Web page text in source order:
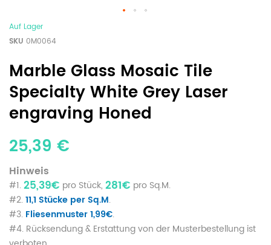
Auf Lager
SKU 0M0064
Marble Glass Mosaic Tile
Specialty White Grey Laser
engraving Honed
25,39 €
Hinweis
#1.25,39€ pro Stück, 281€ pro Sq.M.
#2.11,1 Stücke per Sq.M.
#3. Fliesenmuster 1,99€.
#4. Rücksendung & Erstattung von der Musterbestellung ist